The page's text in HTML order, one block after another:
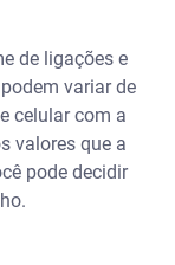
de ligações e
variar de
celular com a
valores que a
pode decidir